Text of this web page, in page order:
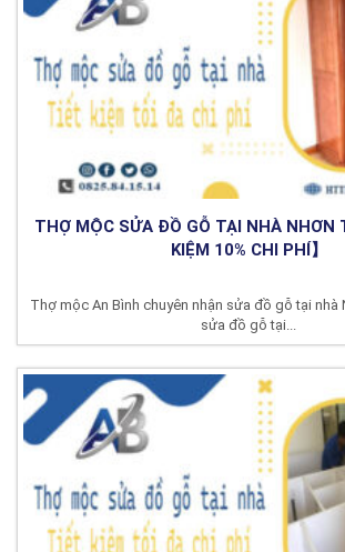
THỢ MỘC SỬA ĐỒ GỖ TẠI NHÀ NHƠN
KIỆM 10% CHI PHÍ】
Thợ mộc An Bình chuyên nhận sửa đồ gỗ tại nhà
sửa đồ gỗ tại...